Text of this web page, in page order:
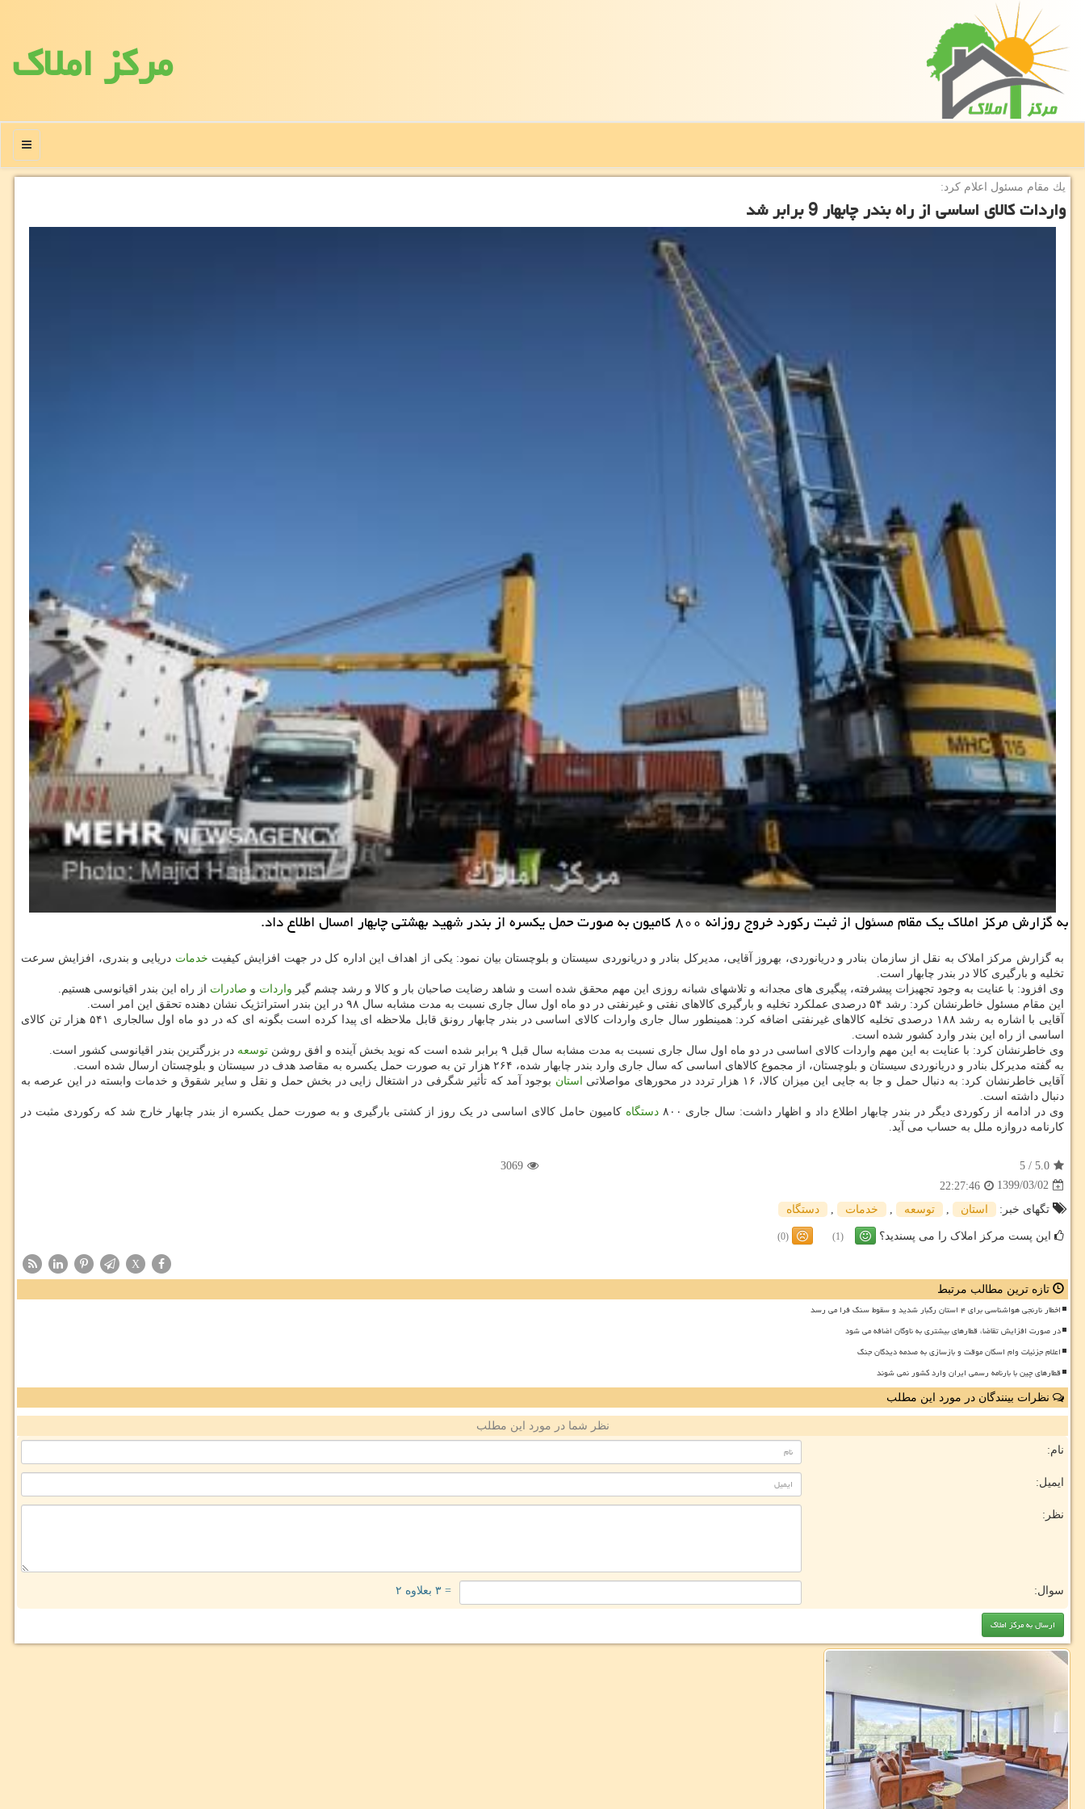
مركز املاك
منو
یك مقام مسئول اعلام كرد:
واردات كالای اساسی از راه بندر چابهار 9 برابر شد
به گزارش مركز املاك یك مقام مسئول از ثبت ركورد خروج روزانه ۸۰۰ كامیون به صورت حمل یكسره از بندر شهید بهشتی چابهار امسال اطلاع داد.
به گزارش مرکز املاک به نقل از سازمان بنادر و دریانوردی، بهروز آقایی، مدیرکل بنادر و دریانوردی سیستان و بلوچستان بیان نمود: یکی از اهداف این اداره کل در جهت افزایش کیفیت خدمات دریایی و بندری، افزایش سرعت
تخلیه و بارگیری کالا در بندر چابهار است.
وی افزود: با عنایت به وجود تجهیزات پیشرفته، پیگیری های مجدانه و تلاشهای شبانه روزی این مهم محقق شده است و شاهد رضایت صاحبان بار و کالا و رشد چشم گیر واردات و صادرات از راه این بندر اقیانوسی هستیم.
این مقام مسئول خاطرنشان کرد: رشد ۵۴ درصدی عملکرد تخلیه و بارگیری کالاهای نفتی و غیرنفتی در دو ماه اول سال جاری نسبت به مدت مشابه سال ۹۸ در این بندر استراتژیک نشان دهنده تحقق این امر است.
آقایی با اشاره به رشد ۱۸۸ درصدی تخلیه کالاهای غیرنفتی اضافه کرد: همینطور سال جاری واردات کالای اساسی در بندر چابهار رونق قابل ملاحظه ای پیدا کرده است بگونه ای که در دو ماه اول سالجاری ۵۴۱ هزار تن کالای
اساسی از راه این بندر وارد کشور شده است.
وی خاطرنشان کرد: با عنایت به این مهم واردات کالای اساسی در دو ماه اول سال جاری نسبت به مدت مشابه سال قبل ۹ برابر شده است که نوید بخش آینده و افق روشن
توسعه در بزرگترین بندر اقیانوسی کشور است.
به گفته مدیرکل بنادر و دریانوردی سیستان و بلوچستان، از مجموع کالاهای اساسی که سال جاری وارد بندر چابهار شده، ۲۶۴ هزار تن به صورت حمل یکسره به مقاصد هدف در سیستان و بلوچستان ارسال شده است.
آقایی خاطرنشان کرد: به دنبال حمل و جا به جایی این میزان کالا، ۱۶ هزار تردد در محورهای مواصلاتی
استان بوجود آمد که تأثیر شگرفی در اشتغال زایی در بخش حمل و نقل و سایر شقوق و خدمات وابسته در این عرصه به
دنبال داشته است.
وی در ادامه از رکوردی دیگر در بندر چابهار اطلاع داد و اظهار داشت: سال جاری ۸۰۰
دستگاه کامیون حامل کالای اساسی در یک روز از کشتی بارگیری و به صورت حمل یکسره از بندر چابهار خارج شد که رکوردی مثبت در
کارنامه دروازه ملل به حساب می آید.
5.0
/
5
3069
1399/03/02
22:27:46
تگهای خبر:
استان , توسعه , خدمات , دستگاه
این پست مرکز املاک را می پسندید؟ (1)
(0)
X
تازه ترین مطالب مرتبط
اخطار نارنجی هواشناسی برای ۴ استان رگبار شدید و سقوط سنگ فرا می رسد
در صورت افزایش تقاضا، قطارهای بیشتری به ناوگان اضافه می شود
اعلام جزئیات وام اسکان موقت و بازسازی به صدمه دیدگان جنگ
قطارهای چین با بارنامه رسمی ایران وارد کشور نمی شوند
نظرات بینندگان در مورد این مطلب
نظر شما در مورد این مطلب
نام:
ایمیل:
نظر:
سوال: = ۳ بعلاوه ۲